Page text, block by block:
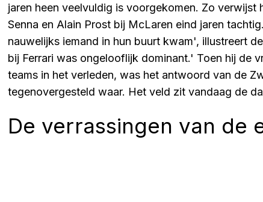
jaren heen veelvuldig is voorgekomen. Zo verwijst
Senna en Alain Prost bij McLaren eind jaren
nauwelijks iemand in hun buurt kwam', illustreert
bij Ferrari was ongelooflijk dominant.' Toen hij de
teams in het verleden, was het antwoord van de
tegenovergesteld waar. Het veld zit vandaag de
De verrassingen van de